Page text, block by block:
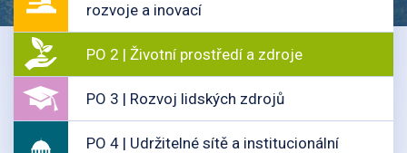
rozvoje a inovací
PO 2 | Životní prostředí a zdroje
PO 3 | Rozvoj lidských zdrojů
PO 4 | Udržitelné sítě a institucionální